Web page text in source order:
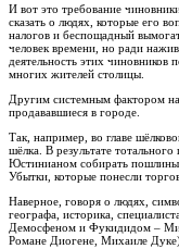
И вот это требование
сказать о людях, которые его
налогов и беспощадный
человек времени, но ради
деятельность этих
многих жителей столицы.
Другим системным фактором на
продававшиеся в городе.
Так, например, во главе
шёлка. В результате
Юстинианом собирать пошлины
Убытки, которые понесли
Наверное, говоря о людях,
географа, историка,
Демосфеном и Фукидидом –
Романе Диогене, Михаиле